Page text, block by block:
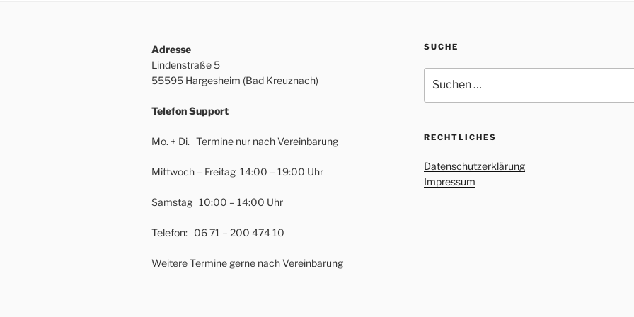
Adresse
Lindenstraße 5
55595 Hargesheim (Bad Kreuznach)
Telefon Support
Mo. + Di. Termine nur nach Vereinbarung
Mittwoch – Freitag 14:00 – 19:00 Uhr
Samstag 10:00 – 14:00 Uhr
Telefon: 06 71 – 200 474 10
Weitere Termine gerne nach Vereinbarung
SUCHE
nach:
RECHTLICHES
Datenschutzerklärung
Impressum